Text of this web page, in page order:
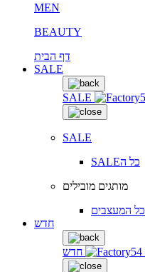
MEN
BEAUTY
דף הבית
SALE
SALE
SALE
SALEכל ה
מותגים מובילים
כל המעצבים
חדש
חדש